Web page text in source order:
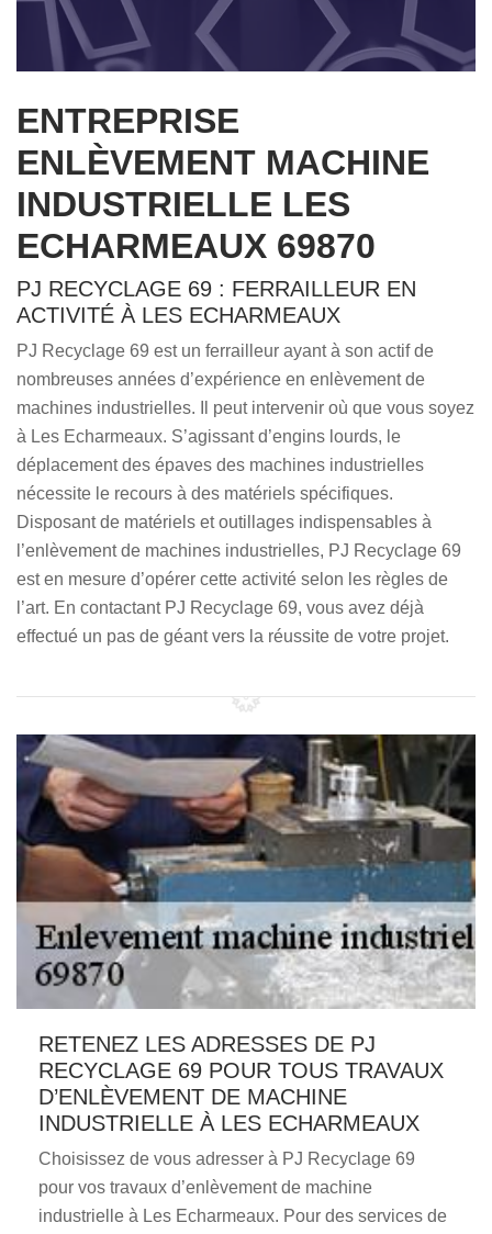
ENTREPRISE
ENLÈVEMENT MACHINE
INDUSTRIELLE LES
ECHARMEAUX 69870
PJ RECYCLAGE 69 : FERRAILLEUR EN
ACTIVITÉ À LES ECHARMEAUX
PJ Recyclage 69 est un ferrailleur ayant à son actif de
nombreuses années d’expérience en enlèvement de
machines industrielles. Il peut intervenir où que vous soyez
à Les Echarmeaux. S’agissant d’engins lourds, le
déplacement des épaves des machines industrielles
nécessite le recours à des matériels spécifiques.
Disposant de matériels et outillages indispensables à
l’enlèvement de machines industrielles, PJ Recyclage 69
est en mesure d’opérer cette activité selon les règles de
l’art. En contactant PJ Recyclage 69, vous avez déjà
effectué un pas de géant vers la réussite de votre projet.
RETENEZ LES ADRESSES DE PJ
RECYCLAGE 69 POUR TOUS TRAVAUX
D’ENLÈVEMENT DE MACHINE
INDUSTRIELLE À LES ECHARMEAUX
Choisissez de vous adresser à PJ Recyclage 69
pour vos travaux d’enlèvement de machine
industrielle à Les Echarmeaux. Pour des services de